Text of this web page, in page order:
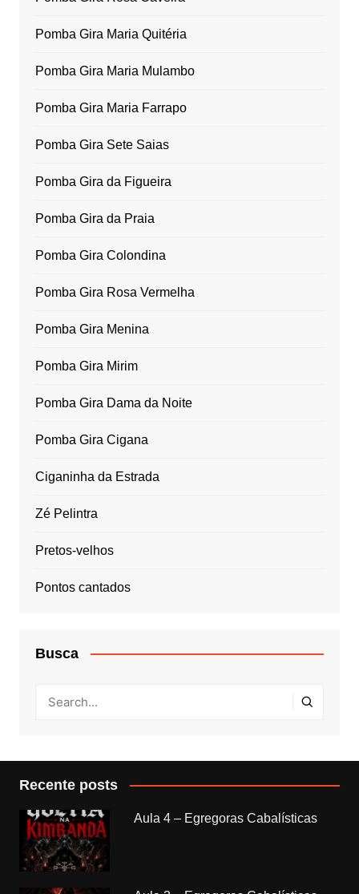
Pomba Gira Maria Quitéria
Pomba Gira Maria Mulambo
Pomba Gira Maria Farrapo
Pomba Gira Sete Saias
Pomba Gira da Figueira
Pomba Gira da Praia
Pomba Gira Colondina
Pomba Gira Rosa Vermelha
Pomba Gira Menina
Pomba Gira Mirim
Pomba Gira Dama da Noite
Pomba Gira Cigana
Ciganinha da Estrada
Zé Pelintra
Pretos-velhos
Pontos cantados
Busca
Recente posts
Aula 4 – Egregoras Cabalísticas